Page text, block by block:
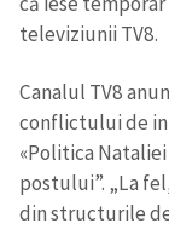
televiziunii TV8.
Canalul TV8
conflictului de
«Politica
postului”. „La
din structurile